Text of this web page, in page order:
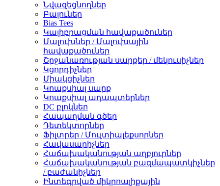
Նվազեցնողներ
Բալուներ
Bias Tees
Կալիբրացման հավաքածուներ
Մալուխներ / Մալուխային
հավաքածուներ
Շրջանառության սարքեր / մեկուսիչներ
Կցորդիչներ
Միակցիչներ
Կոաքսիալ սարք
Կոաքսիալ ադապտերներ
DC բլոկներ
Հապաղման գծեր
Դետեկտորներ
Ֆիլտրեր / Մուլտիպլեքսորներ
Հավասարիչներ
Հաճախականության աղբյուրներ
Հաճախականության բազմապատկիչներ
/ բաժանիչներ
Ինտեգրված միկրոալիքային